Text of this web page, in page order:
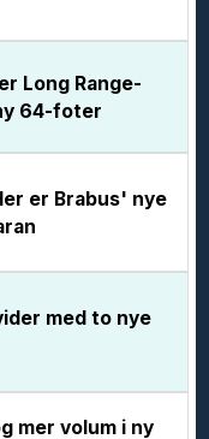
Long Range-
64-foter
er Brabus' nye
med to nye
mer volum i ny